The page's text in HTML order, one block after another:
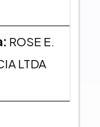
ROSE E.
LTDA